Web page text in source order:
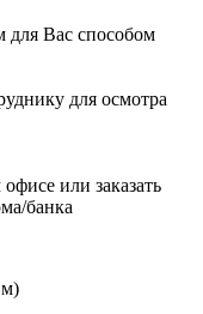
для Вас способом
для осмотра
или заказать
банка